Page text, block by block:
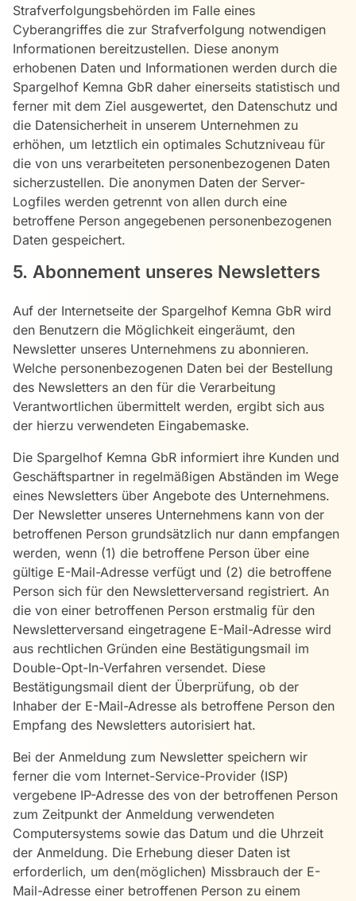
Strafverfolgungsbehörden im Falle eines
Cyberangriffes die zur Strafverfolgung notwendigen
Informationen bereitzustellen. Diese anonym
erhobenen Daten und Informationen werden durch die
Spargelhof Kemna GbR daher einerseits statistisch und
ferner mit dem Ziel ausgewertet, den Datenschutz und
die Datensicherheit in unserem Unternehmen zu
erhöhen, um letztlich ein optimales Schutzniveau für
die von uns verarbeiteten personenbezogenen Daten
sicherzustellen. Die anonymen Daten der Server-
Logfiles werden getrennt von allen durch eine
betroffene Person angegebenen personenbezogenen
Daten gespeichert.
5. Abonnement unseres Newsletters
Auf der Internetseite der Spargelhof Kemna GbR wird
den Benutzern die Möglichkeit eingeräumt, den
Newsletter unseres Unternehmens zu abonnieren.
Welche personenbezogenen Daten bei der Bestellung
des Newsletters an den für die Verarbeitung
Verantwortlichen übermittelt werden, ergibt sich aus
der hierzu verwendeten Eingabemaske.
Die Spargelhof Kemna GbR informiert ihre Kunden und
Geschäftspartner in regelmäßigen Abständen im Wege
eines Newsletters über Angebote des Unternehmens.
Der Newsletter unseres Unternehmens kann von der
betroffenen Person grundsätzlich nur dann empfangen
werden, wenn (1) die betroffene Person über eine
gültige E-Mail-Adresse verfügt und (2) die betroffene
Person sich für den Newsletterversand registriert. An
die von einer betroffenen Person erstmalig für den
Newsletterversand eingetragene E-Mail-Adresse wird
aus rechtlichen Gründen eine Bestätigungsmail im
Double-Opt-In-Verfahren versendet. Diese
Bestätigungsmail dient der Überprüfung, ob der
Inhaber der E-Mail-Adresse als betroffene Person den
Empfang des Newsletters autorisiert hat.
Bei der Anmeldung zum Newsletter speichern wir
ferner die vom Internet-Service-Provider (ISP)
vergebene IP-Adresse des von der betroffenen Person
zum Zeitpunkt der Anmeldung verwendeten
Computersystems sowie das Datum und die Uhrzeit
der Anmeldung. Die Erhebung dieser Daten ist
erforderlich, um den(möglichen) Missbrauch der E-
Mail-Adresse einer betroffenen Person zu einem